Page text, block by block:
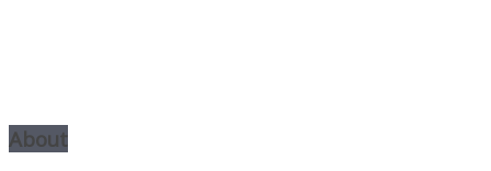
About